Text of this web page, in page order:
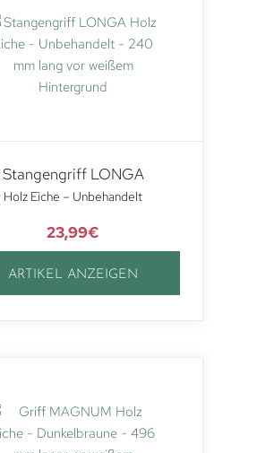
Stangengriff LONGA
Holz Eiche – Unbehandelt
23,99€
ARTIKEL ANZEIGEN